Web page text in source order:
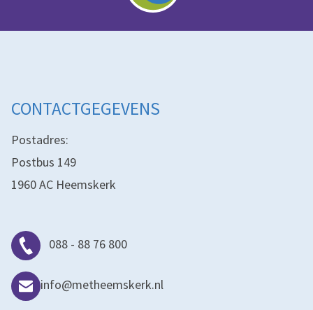
CONTACTGEGEVENS
Postadres:
Postbus 149
1960 AC Heemskerk
088 - 88 76 800
info@metheemskerk.nl